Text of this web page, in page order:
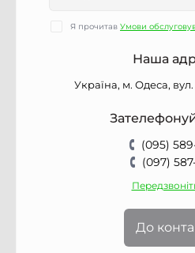
Я прочитав Умови
Наша
Україна, м. Одеса, вул.
(095)
(097)
До